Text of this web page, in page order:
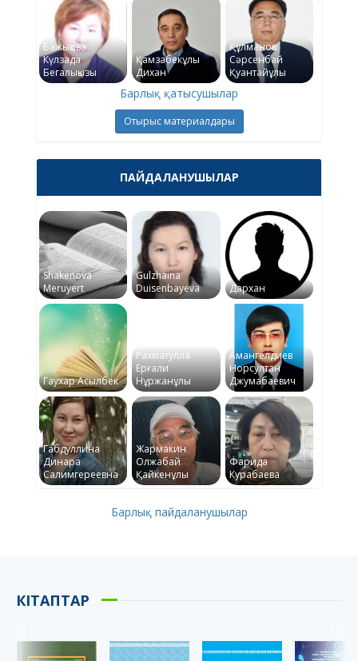
Бажықова
Күлзада
Бегалықызы
Қамзабекұлы
Дихан
Құлманов
Сәрсенбай
Қуантайұлы
Барлық қатысушылар
Отырыс материалдары
ПАЙДАЛАНУШЫЛАР
Shakenova
Meruyert
Gulzhaina
Duisenbayeva
Дархан
Гаухар Асылбек
Рахматулла
Ерғали
Нұржанұлы
Амангелдиев
Норсултан
Джумабаевич
Габдуллина
Динара
Салимгереевна
Жармакин
Олжабай
Қайкенұлы
Фарида
Курабаева
Барлық пайдаланушылар
КІТАПТАР